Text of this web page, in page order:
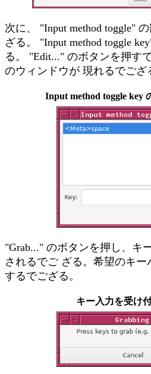
次に、 "Input method toggle"
ざる。 "Input method toggle
る。 "Edit..." のボタンを押す
のウィンドウが 現れるでござ
Input method toggle key
"Grab..." のボタンを押し、キ
されるでご ざる。希望のキ
するでござる。
キー入力を受け